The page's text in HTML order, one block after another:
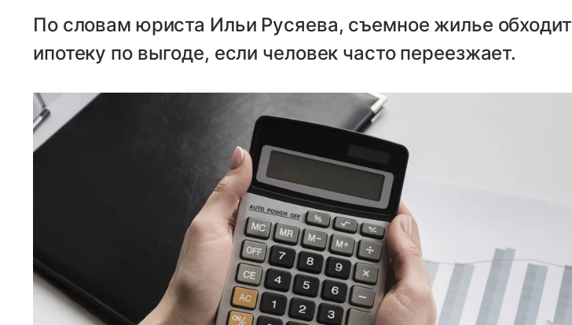
По словам юриста Ильи Русяева, съемное жилье обходит
ипотеку по выгоде, если человек часто переезжает.